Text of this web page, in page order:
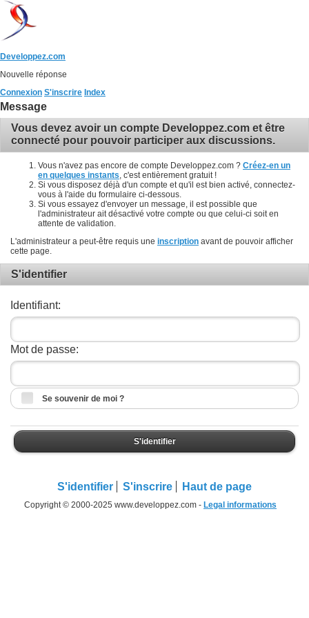
Developpez.com
Nouvelle réponse
Connexion S'inscrire Index
Message
Vous devez avoir un compte Developpez.com et être
connecté pour pouvoir participer aux discussions.
Vous n'avez pas encore de compte Developpez.com ? Créez-en un
en quelques instants , c'est entièrement gratuit !
Si vous disposez déjà d'un compte et qu'il est bien activé, connectez-
vous à l'aide du formulaire ci-dessous.
Si vous essayez d'envoyer un message, il est possible que
l'administrateur ait désactivé votre compte ou que celui-ci soit en
attente de validation.
L'administrateur a peut-être requis une inscription avant de pouvoir afficher
cette page.
S'identifier
Identifiant:
Mot de passe:
Se souvenir de moi ?
S'identifier
S'identifier S'inscrire Haut de page
Copyright © 2000-2025 www.developpez.com - Legal informations